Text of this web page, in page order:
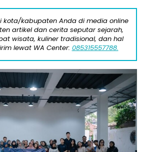
kota/kabupaten Anda di media online
artikel dan cerita seputar sejarah,
wisata, kuliner tradisional, dan hal
lewat WA Center: 085315557788.